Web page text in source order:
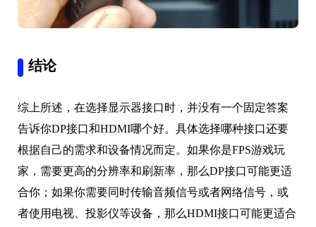
结论
综上所述，在选择显示器接口时，并没有一个固定答案
告诉你DP接口和HDMI哪个好。具体选择哪种接口还要
根据自己的需求和设备情况而定。如果你是FPS游戏玩
家，需要更高的分辨率和刷新率，那么DP接口可能更适
合你；如果你需要同时传输音频信号或者网络信号，或
者使用电视、投影仪等设备，那么HDMI接口可能更适合